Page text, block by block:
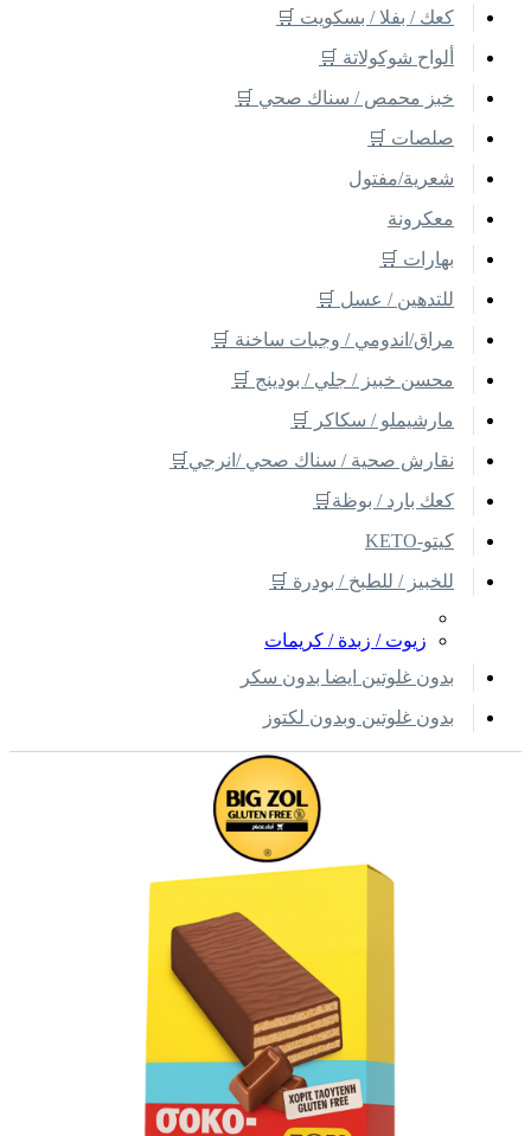
كعك / بفلا / بسكويت 🛒
ألواح شوكولاتة 🛒
خبز محمص / سناك صحي 🛒
صلصات 🛒
شعرية/مفتول
معكرونة
بهارات 🛒
للتدهين / عسل 🛒
مراق/اندومي / وجبات ساخنة 🛒
محسن خبيز / جلي / بودينج 🛒
مارشيملو / سكاكر 🛒
نقارش صحية / سناك صحي /انرجي🛒
كعك بارد / بوظة🛒
كيتو-KETO
للخبيز / للطبخ / بودرة 🛒
زيوت / زبدة / كريمات
بدون غلوتين ايضا بدون سكر
بدون غلوتين وبدون لكتوز